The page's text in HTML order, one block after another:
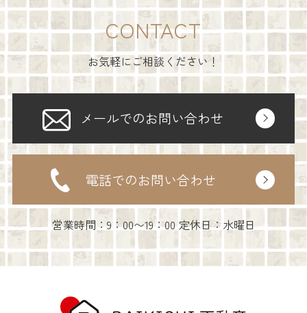
CONTACT
お気軽にご相談ください！
メールでのお問い合わせ
電話でのお問い合わせ
営業時間：9：00〜19：00 定休日：水曜日